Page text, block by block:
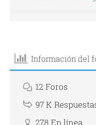
Información del
12 Foros
97 K
278 En línea